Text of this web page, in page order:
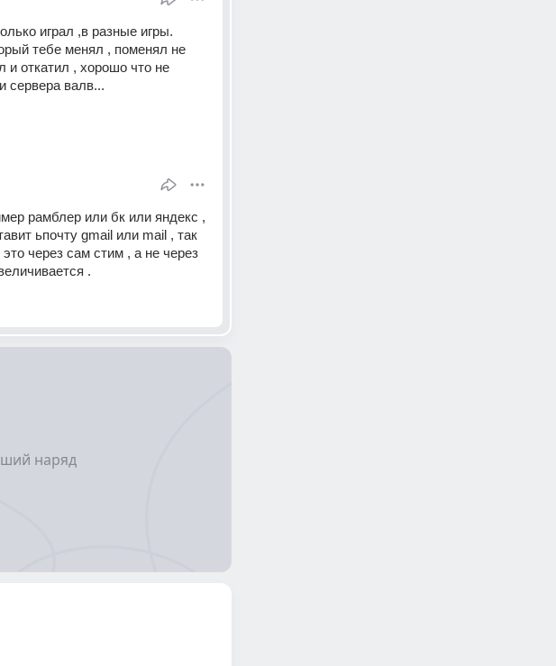
играл ,в разные игры.
тебе менял , поменял не
и откатил , хорошо что не
сервера валв...
рамблер или бк или яндекс ,
ьпочту gmail или mail , так
через сам стим , а не через
.